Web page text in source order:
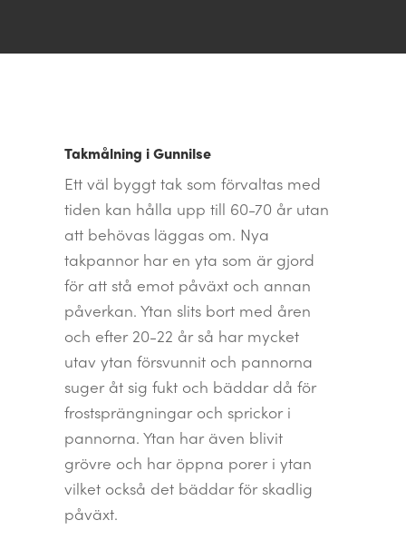
Takmålning i Gunnilse
Ett väl byggt tak som förvaltas med
tiden kan hålla upp till 60-70 år utan
att behövas läggas om. Nya
takpannor har en yta som är gjord
för att stå emot påväxt och annan
påverkan. Ytan slits bort med åren
och efter 20-22 år så har mycket
utav ytan försvunnit och pannorna
suger åt sig fukt och bäddar då för
frostsprängningar och sprickor i
pannorna. Ytan har även blivit
grövre och har öppna porer i ytan
vilket också det bäddar för skadlig
påväxt.